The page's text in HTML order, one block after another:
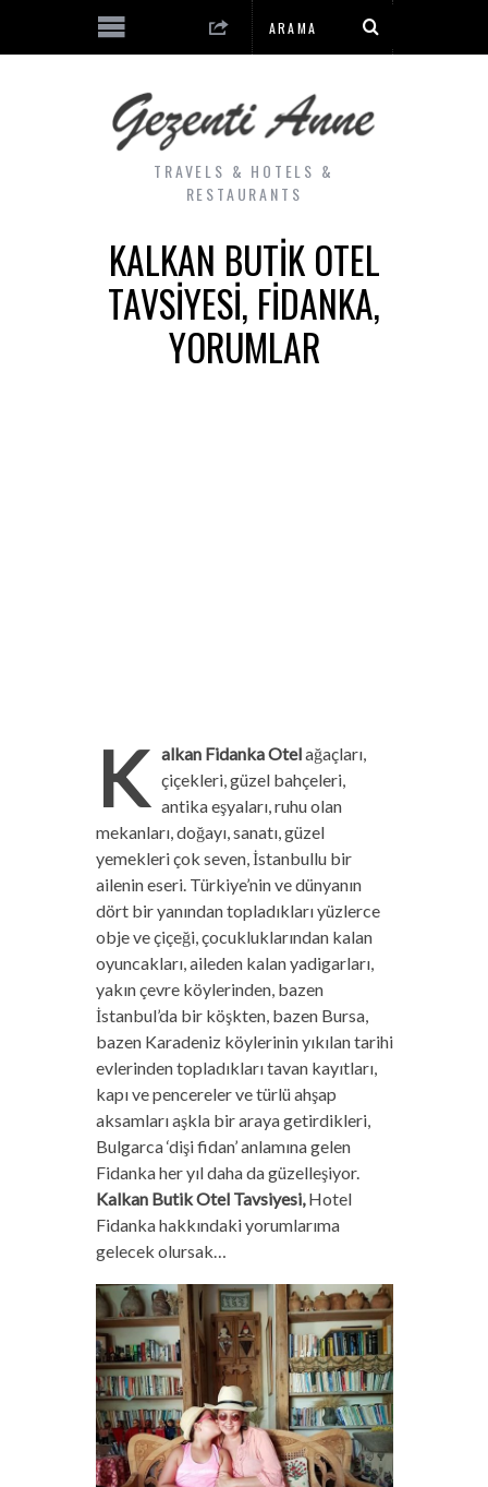
TRAVELS & HOTELS &
RESTAURANTS
KALKAN BUTIK OTEL
TAVSIYESI, FIDANKA,
YORUMLAR
K alkan Fidanka Otelağaçları,
çiçekleri, güzel bahçeleri,
antika eşyaları, ruhu olan
mekanları, doğayı, sanatı, güzel
yemekleri çok seven, İstanbullu bir
ailenin eseri. Türkiye’nin ve dünyanın
dört bir yanından topladıkları yüzlerce
obje ve çiçeği, çocukluklarından kalan
oyuncakları, aileden kalan yadigarları,
yakın çevre köylerinden, bazen
İstanbul’da bir köşkten, bazen Bursa,
bazen Karadeniz köylerinin yıkılan tarihi
evlerinden topladıkları tavan kayıtları,
kapı ve pencereler ve türlü ahşap
aksamları aşkla bir araya getirdikleri,
Bulgarca ‘dişi fidan’ anlamına gelen
Fidanka her yıl daha da güzelleşiyor.
Kalkan Butik Otel Tavsiyesi,Hotel
Fidanka hakkındaki yorumlarıma
gelecek olursak…